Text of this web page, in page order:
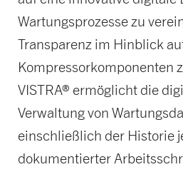
Wartungsprozesse zu
Transparenz im Hinblick
Kompressorkomponenten
VISTRA® ermöglicht die
Verwaltung von
einschließlich der Historie
dokumentierter